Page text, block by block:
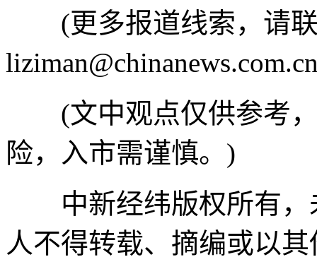
(更多报道线索，请联
(文中观点仅供参考，
险，入市需谨慎。)
中新经纬版权所有，
人不得转载、摘编或以